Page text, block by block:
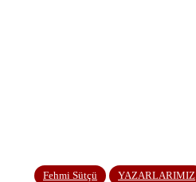
Fehmi Sütçü YAZARLARIMIZ